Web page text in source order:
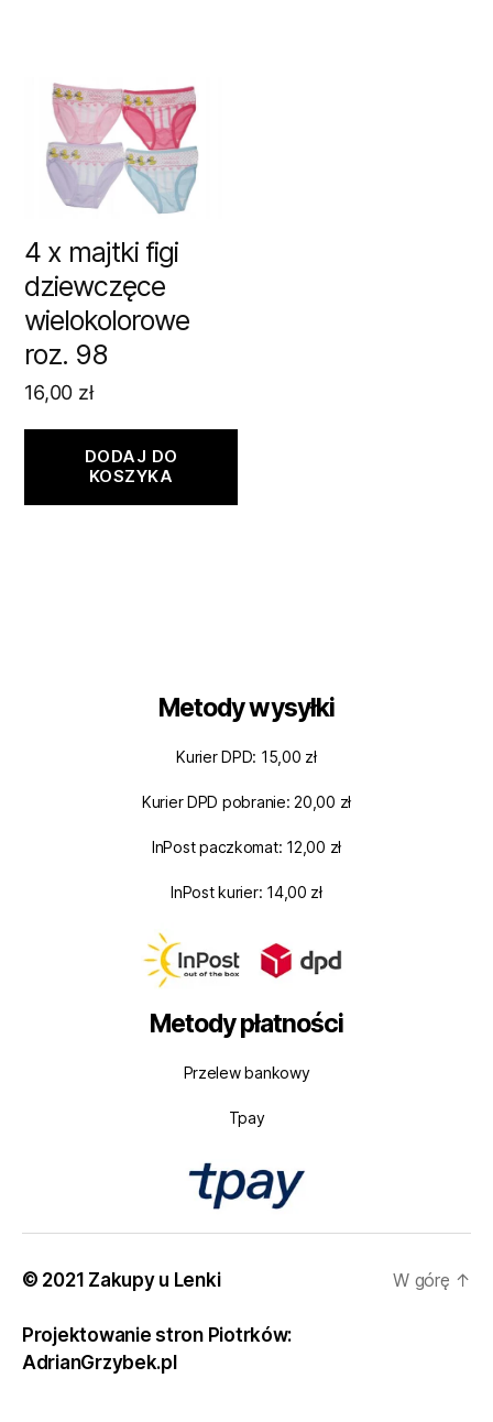
4 x majtki figi
dziewczęce
wielokolorowe
roz. 98
16,00 zł
DODAJ DO
KOSZYKA
Metody wysyłki
Kurier DPD: 15,00 zł
Kurier DPD pobranie: 20,00 zł
InPost paczkomat: 12,00 zł
InPost kurier: 14,00 zł
Metody płatności
Przelew bankowy
Tpay
© 2021 Zakupy u Lenki
Projektowanie stron Piotrków:
AdrianGrzybek.pl
W górę ↑